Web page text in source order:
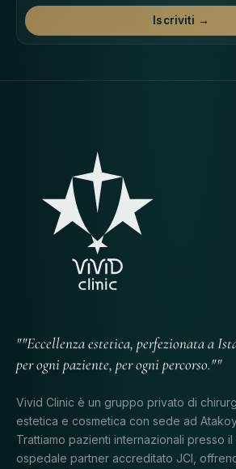
Iscriviti →
""Eccellenza estetica, perfezionata a
per ogni paziente, per ogni percorso.""
Vivid Clinic è un gruppo privato di
estetica e cosmetica con sede ad
Trattiamo pazienti internazionali presso il
ospedale partner accreditato JCI,